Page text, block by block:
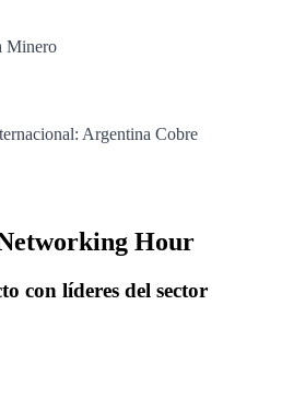
Minero
Argentina Cobre
Hour
con líderes del sector